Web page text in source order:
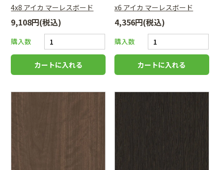
4x8 アイカ マーレスボード
9,108円(税込)
購入数
x6 アイカ マーレスボード
4,356円(税込)
購入数